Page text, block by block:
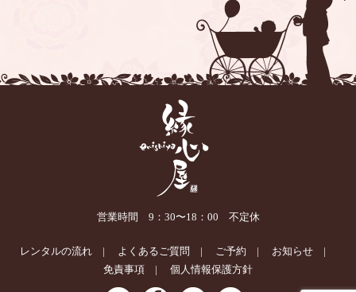
営業時間 9：30〜18：00 不定休
レンタルの流れ よくあるご質問 ご予約
お知らせ
免責事項
個人情報保護方針